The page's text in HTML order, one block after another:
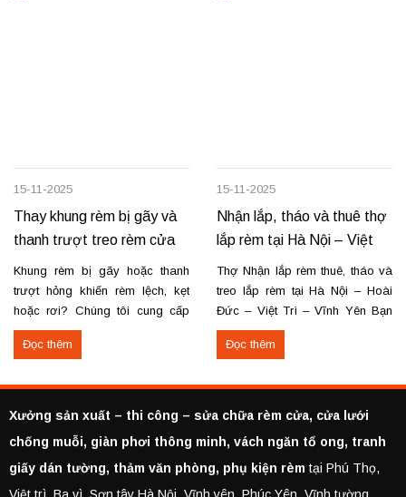
15-11-2025
Thay khung rèm bị gãy và
thanh trượt treo rèm cửa
Khung rèm bị gãy hoặc thanh
trượt hỏng khiến rèm lệch, kẹt
hoặc rơi? Chúng tôi cung cấp
dịch vụ thay khung và thanh
trượt rèm tận nơi, đảm bảo rèm
bền lâu. Thay khung rèm bị gãy,
cong vênh Thay hoặc sửa
Đọc thêm
15-11-2025
Nhận lắp, tháo và thuê thợ
lắp rèm tại Hà Nội – Việt
Trì – Vĩnh Yên
Thợ Nhận lắp rèm thuê, tháo và
treo lắp rèm tại Hà Nội – Hoài
Đức – Việt Trì – Vĩnh Yên Bạn
cần lắp rèm bị rơi, tháo rèm cũ
hoặc thuê thợ lắp rèm tại Hoài
Yên? Chúng tôi cung cấp dịch
vụ...
Đọc thêm
Xưởng sản xuất – thi công – sửa chữa rèm cửa, cửa lưới
chống muỗi, giàn phơi thông minh, vách ngăn tổ ong, tranh
giấy dán tường, thảm văn phòng, phụ kiện rèm tại Phú Thọ,